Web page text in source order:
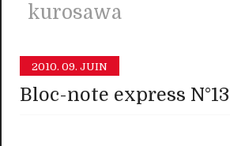
kurosawa
2010. 09. JUIN
Bloc-note express